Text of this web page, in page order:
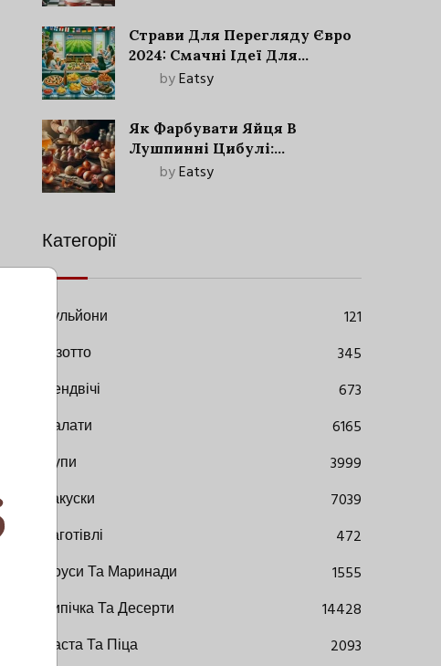
Страви Для Перегляду Євро
2024: Смачні Ідеї Для
Футбольного Свята
byEatsy
Як Фарбувати Яйця В
Лушпинні Цибулі:
Старовинний Метод З
byEatsy
Категорії
Бульйони
121
Різотто
345
Сендвічі
673
Салати
6165
Супи
3999
Закуски
7039
Заготівлі
472
Соуси Та Маринади
1555
Випічка Та Десерти
14428
Паста Та Піца
2093